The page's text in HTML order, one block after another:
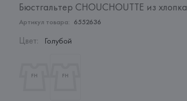
Бюстгальтер CHOUCHOUTTE из хлопка
Артикул товара: 6552636
Цвет: Голубой